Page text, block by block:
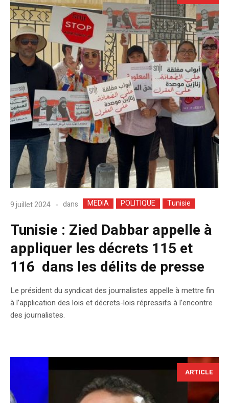
9 juillet 2024 dans MEDIA POLITIQUE Tunisie
Tunisie : Zied Dabbar appelle à
appliquer les décrets 115 et
116 dans les délits de presse
Le président du syndicat des journalistes appelle à mettre fin
à l’application des lois et décrets-lois répressifs à l’encontre
des journalistes.
ARTICLE